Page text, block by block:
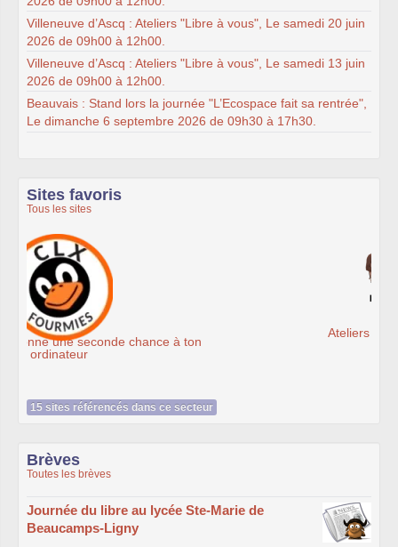
Villeneuve d’Ascq : Ateliers "Libre à vous", Le samedi 20 juin
2026 de 09h00 à 12h00.
Villeneuve d’Ascq : Ateliers "Libre à vous", Le samedi 13 juin
2026 de 09h00 à 12h00.
Beauvais : Stand lors la journée "L’Ecospace fait sa rentrée",
Le dimanche 6 septembre 2026 de 09h30 à 17h30.
Sites favoris
Tous les sites
15 sites référencés dans ce secteur
Brèves
Toutes les brèves
Journée du libre au lycée Ste-Marie de
Beaucamps-Ligny